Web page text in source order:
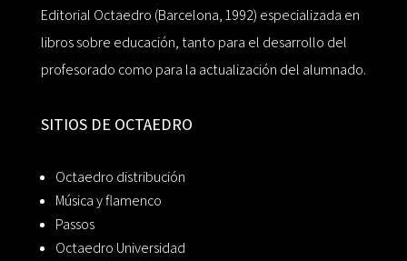
Editorial Octaedro (Barcelona, 1992) especializada en
libros sobre educación, tanto para el desarrollo del
profesorado como para la actualización del alumnado.
SITIOS DE OCTAEDRO
Octaedro distribución
Música y flamenco
Passos
Octaedro Universidad